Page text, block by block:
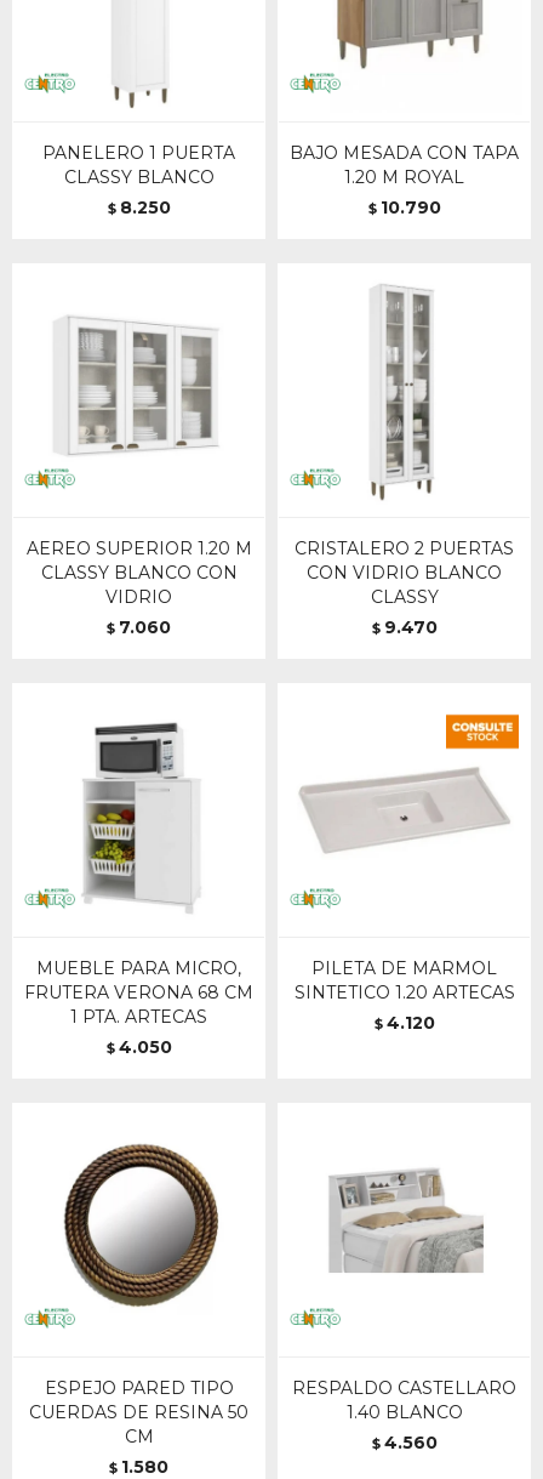
PANELERO 1 PUERTA
CLASSY BLANCO
$ 8.250
BAJO MESADA CON TAPA
1.20 M ROYAL
$ 10.790
AEREO SUPERIOR 1.20 M
CLASSY BLANCO CON
VIDRIO
$ 7.060
CRISTALERO 2 PUERTAS
CON VIDRIO BLANCO
CLASSY
$ 9.470
MUEBLE PARA MICRO,
FRUTERA VERONA 68 CM
1 PTA. ARTECAS
$ 4.050
PILETA DE MARMOL
SINTETICO 1.20 ARTECAS
$ 4.120
ESPEJO PARED TIPO
CUERDAS DE RESINA 50
CM
$ 1.580
RESPALDO CASTELLARO
1.40 BLANCO
$ 4.560